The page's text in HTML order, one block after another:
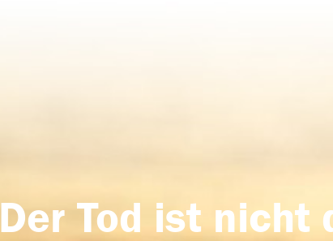
Der Tod ist nicht